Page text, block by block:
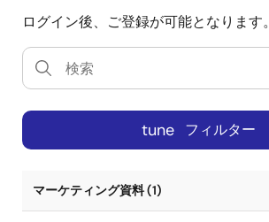
ログイン後、ご登録が可能となります。
tune フィルター
マーケティング資料 (1)